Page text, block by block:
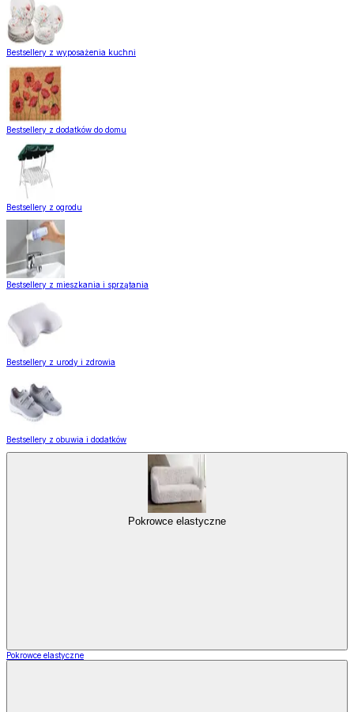
Bestsellery z wyposażenia kuchni
Bestsellery z dodatków do domu
Bestsellery z ogrodu
Bestsellery z mieszkania i sprzątania
Bestsellery z urody i zdrowia
Bestsellery z obuwia i dodatków
Pokrowce elastyczne
Pokrowce elastyczne